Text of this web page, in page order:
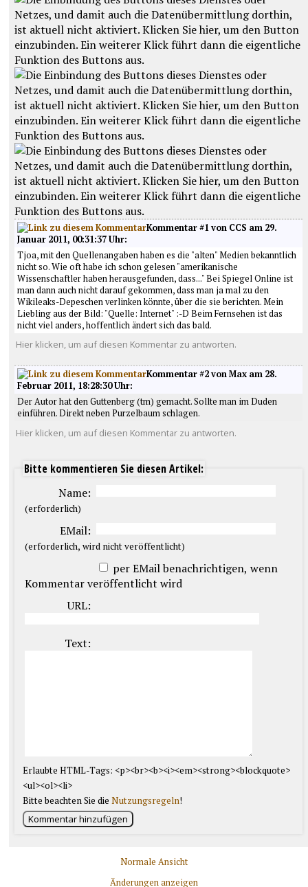
Kommentar #1 von CCS am 29.
Januar 2011, 00:31:37 Uhr:
Tjoa, mit den Quellenangaben haben es die "alten" Medien bekanntlich
nicht so. Wie oft habe ich schon gelesen "amerikanische
Wissenschaftler haben herausgefunden, dass..." Bei Spiegel Online ist
man dann auch nicht darauf gekommen, dass man ja mal zu den
Wikileaks-Depeschen verlinken könnte, über die sie berichten. Mein
Liebling aus der Bild: "Quelle: Internet" :-D Beim Fernsehen ist das
nicht viel anders, hoffentlich ändert sich das bald.
Hier klicken, um auf diesen Kommentar zu antworten.
Kommentar #2 von Max am 28.
Februar 2011, 18:28:30 Uhr:
Der Autor hat den Guttenberg (tm) gemacht. Sollte man im Duden
einführen. Direkt neben Purzelbaum schlagen.
Hier klicken, um auf diesen Kommentar zu antworten.
Bitte kommentieren Sie diesen Artikel:
Name:
(erforderlich)
EMail:
(erforderlich, wird nicht veröffentlicht)
per EMail benachrichtigen, wenn
Kommentar veröffentlicht wird
URL:
Text:
Erlaubte HTML-Tags: <p><br><b><i><em><strong><blockquote>
<ul><ol><li>
Bitte beachten Sie die Nutzungsregeln!
Kommentar hinzufügen
Normale Ansicht
Änderungen anzeigen